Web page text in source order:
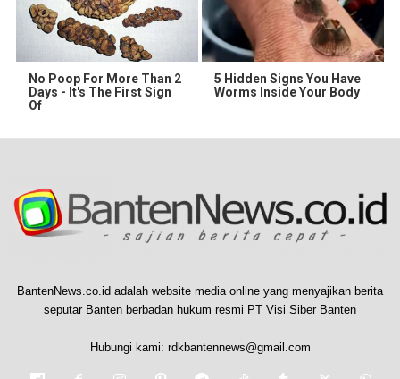
No Poop For More Than 2
Days - It's The First Sign
Of
5 Hidden Signs You Have
Worms Inside Your Body
BantenNews.co.id adalah website media online yang menyajikan berita
seputar Banten berbadan hukum resmi PT Visi Siber Banten
Hubungi kami: rdkbantennews@gmail.com